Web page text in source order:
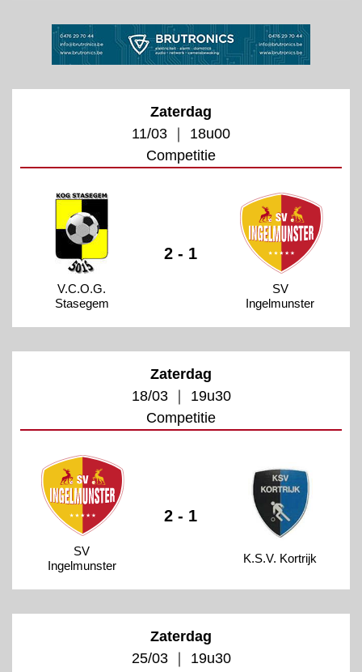
Zaterdag
11/03 ｜ 18u00
Competitie
V.C.O.G.
Stasegem
2 - 1
SV
Ingelmunster
Zaterdag
18/03 ｜ 19u30
Competitie
SV
Ingelmunster
2 - 1
K.S.V. Kortrijk
Zaterdag
25/03 ｜ 19u30